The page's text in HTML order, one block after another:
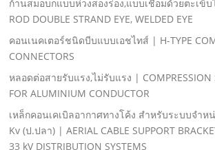
ก้านสมอบกแบบห่วงสองร่อง,แบบเชื่อมด้วยตะเข็
ROD DOUBLE STRAND EYE, WELDED EYE
คอนเนคเตอร์ชนิดบีบแบบเอชไทส์ | H-TYPE
CONNECTORS
หลอดต่อสายรับแรง,ไม่รับแรง | COMPRESSION
FOR ALUMINIUM CONDUCTOR
เหล็กคอนเคเบิลอากาศทางโค้ง สําหรับระบบจําห
Kv (ป.ปลา) | AERIAL CABLE SUPPORT
33 kV DISTRIBUTION SYSTEMS